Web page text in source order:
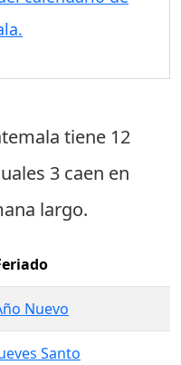
tiene 12
3 caen en
largo.
Nuevo
Santo